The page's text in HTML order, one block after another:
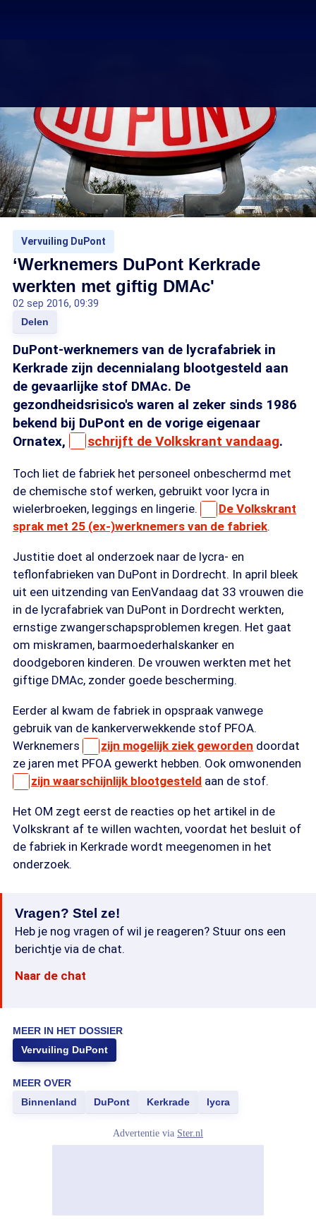
Vervuiling DuPont
‘Werknemers DuPont Kerkrade
werkten met giftig DMAc'
02 sep 2016, 09:39
Delen
DuPont-werknemers van de lycrafabriek in
Kerkrade zijn decennialang blootgesteld aan
de gevaarlijke stof DMAc. De
gezondheidsrisico's waren al zeker sinds 1986
bekend bij DuPont en de vorige eigenaar
Ornatex,
schrijft de Volkskrant vandaag.
Toch liet de fabriek het personeel onbeschermd met
de chemische stof werken, gebruikt voor lycra in
wielerbroeken, leggings en lingerie.
De Volkskrant
sprak met 25 (ex-)werknemers van de fabriek.
Justitie doet al onderzoek naar de lycra- en
teflonfabrieken van DuPont in Dordrecht. In april bleek
uit een uitzending van EenVandaag dat 33 vrouwen die
in de lycrafabriek van DuPont in Dordrecht werkten,
ernstige zwangerschapsproblemen kregen. Het gaat
om miskramen, baarmoederhalskanker en
doodgeboren kinderen. De vrouwen werkten met het
giftige DMAc, zonder goede bescherming.
Eerder al kwam de fabriek in opspraak vanwege
gebruik van de kankerverwekkende stof PFOA.
Werknemers
zijn mogelijk ziek geworden doordat
ze jaren met PFOA gewerkt hebben. Ook omwonenden
zijn waarschijnlijk blootgesteld aan de stof.
Het OM zegt eerst de reacties op het artikel in de
Volkskrant af te willen wachten, voordat het besluit of
de fabriek in Kerkrade wordt meegenomen in het
onderzoek.
Vragen? Stel ze!
Heb je nog vragen of wil je reageren? Stuur ons een
berichtje via de chat.
Naar de chat
MEER IN HET DOSSIER
Vervuiling DuPont
MEER OVER
Binnenland
DuPont Kerkrade lycra
Advertentie via Ster.nl